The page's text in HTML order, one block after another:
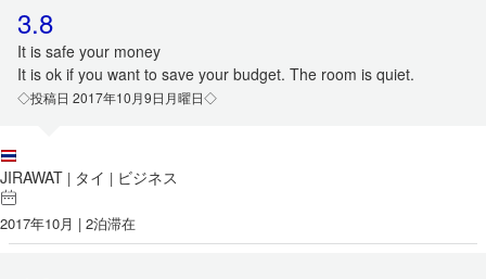
3.8
It is safe your money
It is ok if you want to save your budget. The room is quiet.
◇投稿日 2017年10月9日月曜日◇
JIRAWAT | タイ | ビジネス
2017年10月 | 2泊滞在